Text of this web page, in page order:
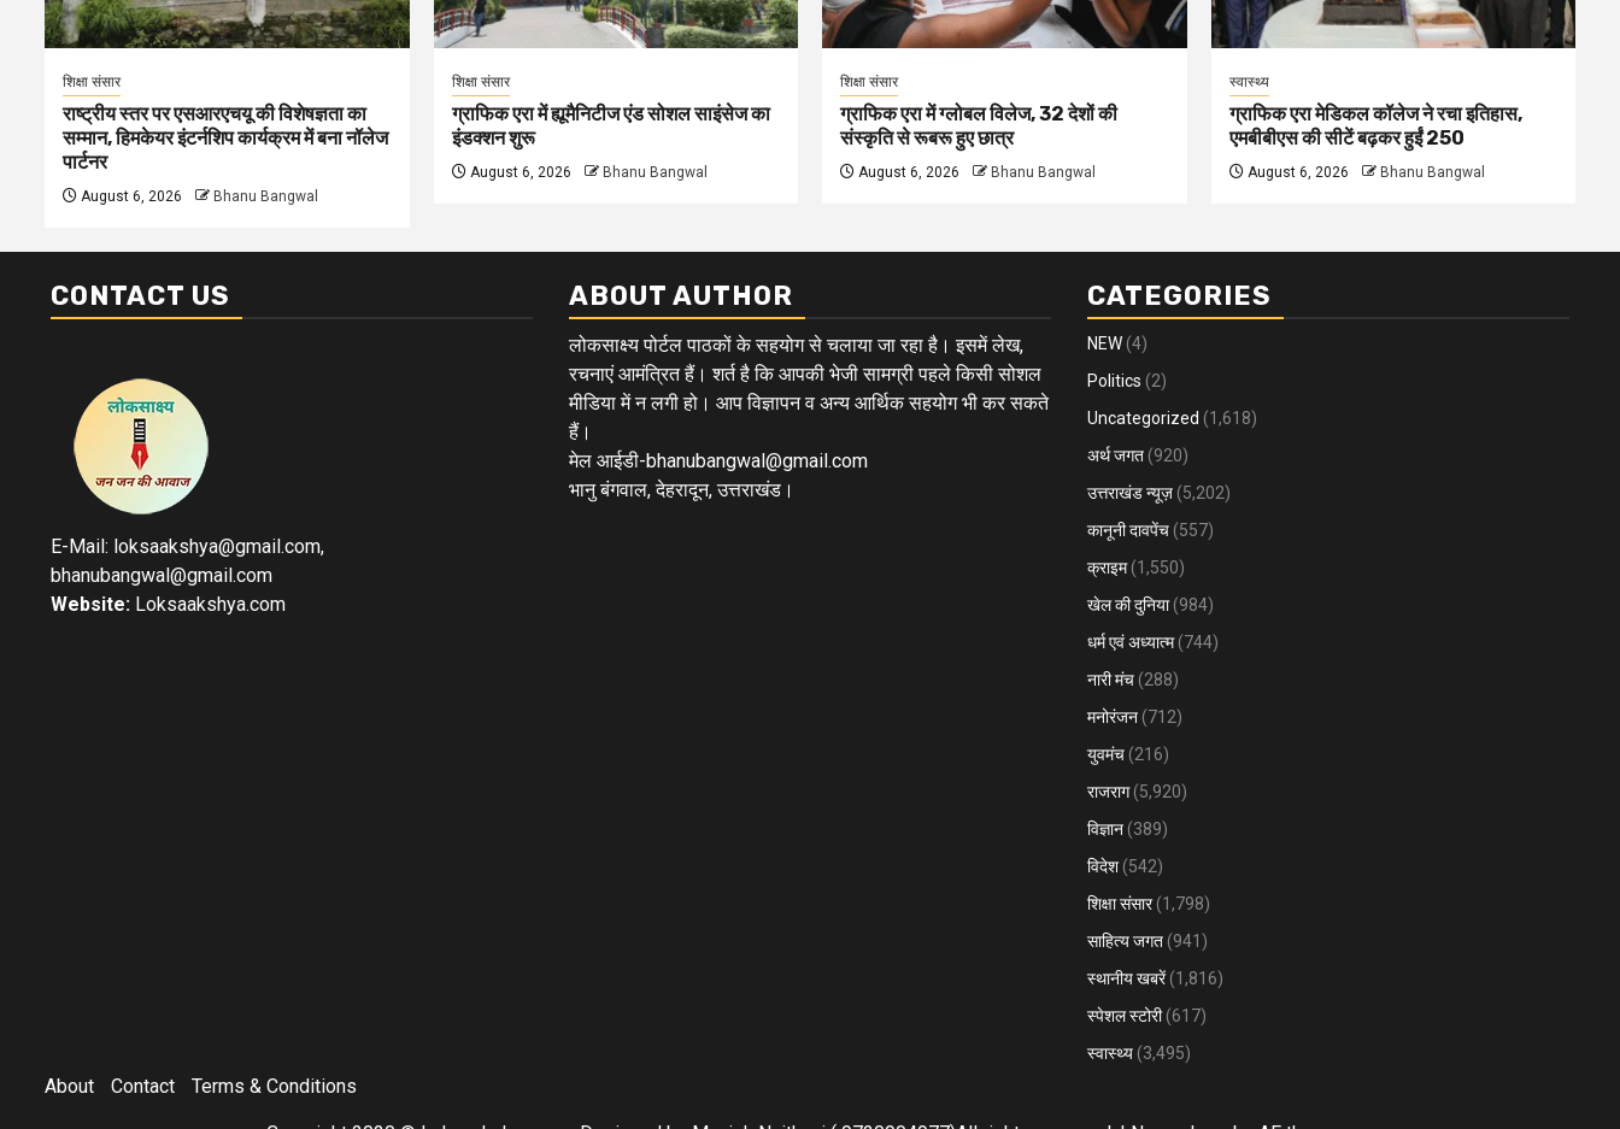
शिक्षा संसार
राष्ट्रीय स्तर पर एसआरएचयू की विशेषज्ञता का
सम्मान, हिमकेयर इंटर्नशिप कार्यक्रम में बना नॉलेज
पार्टनर
August 6, 2026 Bhanu Bangwal
शिक्षा संसार
ग्राफिक एरा में ह्यूमैनिटीज एंड सोशल साइंसेज का
इंडक्शन शुरू
August 6, 2026 Bhanu Bangwal
शिक्षा संसार
ग्राफिक एरा में ग्लोबल विलेज, 32 देशों की
संस्कृति से रूबरू हुए छात्र
August 6, 2026 Bhanu Bangwal
स्वास्थ्य
ग्राफिक एरा मेडिकल कॉलेज ने रचा इतिहास,
एमबीबीएस की सीटें बढ़कर हुईं 250
August 6, 2026 Bhanu Bangwal
CONTACT US
E-Mail: loksaakshya@gmail.com,
bhanubangwal@gmail.com
Website: Loksaakshya.com
ABOUT AUTHOR
लोकसाक्ष्य पोर्टल पाठकों के सहयोग से चलाया जा रहा है। इसमें लेख,
रचनाएं आमंत्रित हैं। शर्त है कि आपकी भेजी सामग्री पहले किसी सोशल
मीडिया में न लगी हो। आप विज्ञापन व अन्य आर्थिक सहयोग भी कर सकते
हैं।
मेल आईडी-bhanubangwal@gmail.com
भानु बंगवाल, देहरादून, उत्तराखंड।
CATEGORIES
NEW (4)
Politics (2)
Uncategorized (1,618)
अर्थ जगत (920)
उत्तराखंड न्यूज़ (5,202)
कानूनी दावपेंच (557)
क्राइम(1,550)
खेल की दुनिया(984)
धर्म एवं अध्यात्म(744)
नारी मंच (288)
मनोरंजन (712)
युवमंच (216)
राजराग(5,920)
विज्ञान (389)
विदेश (542)
शिक्षा संसार(1,798)
साहित्य जगत (941)
स्थानीय खबरें(1,816)
स्पेशल स्टोरी(617)
स्वास्थ्य (3,495)
About Contact Terms & Conditions